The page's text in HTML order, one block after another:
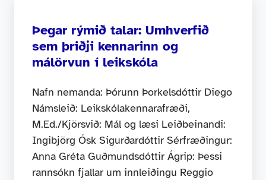
Þegar rýmið talar: Umhverfið
sem þriðji kennarinn og
málörvun í leikskóla
Nafn nemanda: Þórunn Þorkelsdóttir Diego
Námsleið: Leikskólakennarafræði,
M.Ed./Kjörsvið: Mál og læsi Leiðbeinandi:
Ingibjörg Ósk Sigurðardóttir Sérfræðingur:
Anna Gréta Guðmundsdóttir Ágrip: Þessi
rannsókn fjallar um innleiðingu Reggio